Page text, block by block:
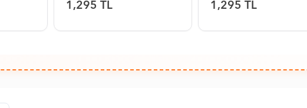
1,295 TL 1,295 TL